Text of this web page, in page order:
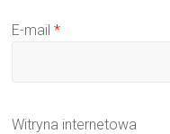
E-mail*
Witryna internetowa